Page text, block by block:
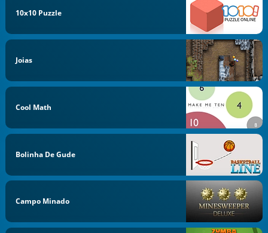
10x10 Puzzle
Joias
Cool Math
Bolinha De Gude
Campo Minado